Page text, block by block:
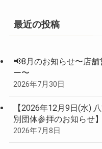
最近の投稿
📢8月のお知らせ〜店
ー〜
2026年7月30日
【2026年12月9日(水)
別団体参拝のお知らせ】
2026年7月8日